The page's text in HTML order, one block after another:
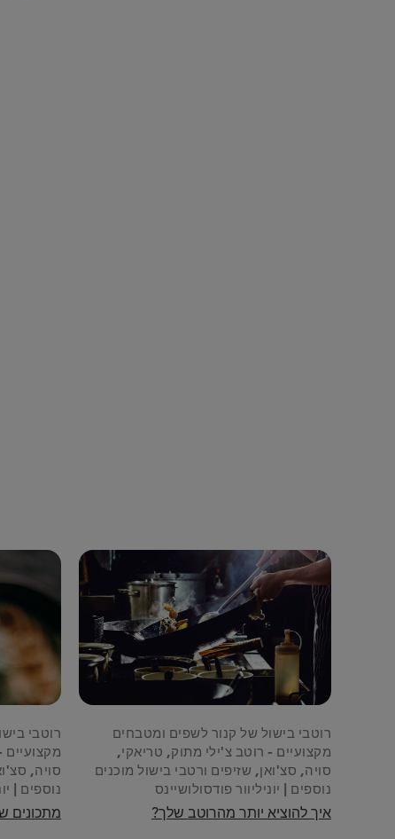
רוטבי בישול של קנור לשפים ומטבחים
מקצועיים - רוטב צ'ילי מתוק, טריאקי,
סויה, סצ'ואן, שזיפים ורטבי בישול מוכנים
נוספים | יוניליוור פודסולושיינס
איך להוציא יותר מהרוטב שלך?
רוטבי
מקצועיים
סויה,
נוספים |
מתכונים